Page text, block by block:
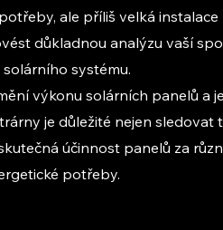
ale příliš velká instalace
důkladnou analýzu vaší
systému.
výkonu solárních panelů a
je důležité nejen sledovat
účinnost panelů za
potřeby.